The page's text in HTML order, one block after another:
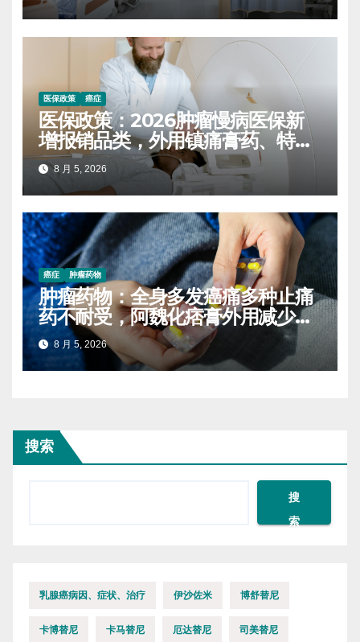
医保政策 癌症
医保政策：2026肿瘤慢病医保新
增报销品类，外用镇痛膏药、特医
营养粉均扩容
8 月 5, 2026
癌症 肿瘤药物
肿瘤药物：全身多发癌痛多种止痛
药不耐受，阿魏化痞膏外用减少口
服药量的实操案例
8 月 5, 2026
搜索
搜
索
乳腺癌病因、症状、治疗 伊沙佐米 博舒替尼
卡博替尼 卡马替尼 厄达替尼 司美替尼